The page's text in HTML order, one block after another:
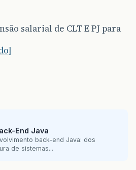
salarial de CLT E PJ para
End Java
back-end Java: dos
de sistemas...